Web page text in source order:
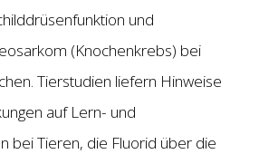
und
(Knochenkrebs) bei
Tierstudien liefern Hinweise
auf Lern- und
bei Tieren, die Fluorid über die